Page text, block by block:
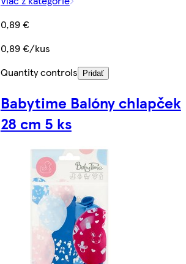
0,89 €
0,89 €/kus
Quantity controls
Pridať
Babytime Balóny chlapček
28 cm 5 ks